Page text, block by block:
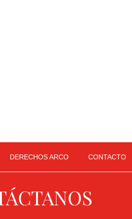
DERECHOS ARCO CONTACTO